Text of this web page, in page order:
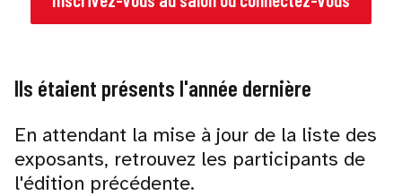
Ils étaient présents l'année dernière
En attendant la mise à jour de la liste des
exposants, retrouvez les participants de
l'édition précédente.